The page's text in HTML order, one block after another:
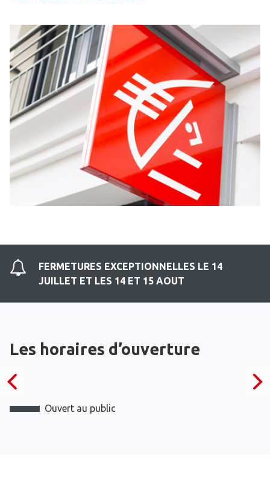
FERMETURES EXCEPTIONNELLES LE 14
JUILLET ET LES 14 ET 15 AOUT
Les horaires d’ouverture
Ouvert au public